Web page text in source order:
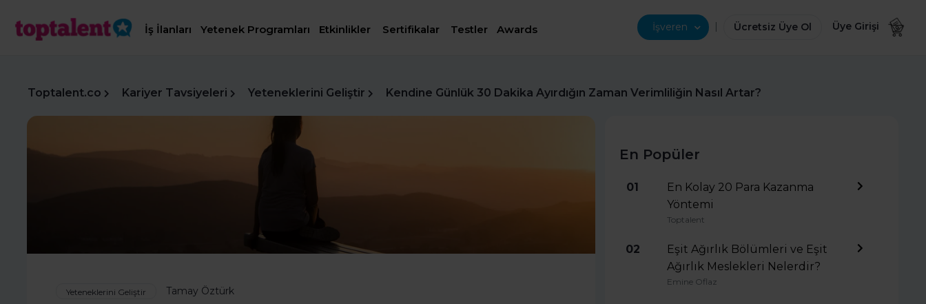
İş İlanları Yetenek Programları Etkinlikler Sertifikalar Testler Awards İşveren | Ücretsiz Üye Ol Üye Girişi
Toptalent.co Kariyer Tavsiyeleri Yeteneklerini Geliştir Kendine Günlük 30 Dakika Ayırdığın Zaman Verimliliğin Nasıl Artar?
Yeteneklerini Geliştir Tamay Öztürk
En Popüler
01
En Kolay 20 Para Kazanma
Yöntemi
Toptalent
02
Eşit Ağırlık Bölümleri ve Eşit
Ağırlık Meslekleri Nelerdir?
Emine Oflaz